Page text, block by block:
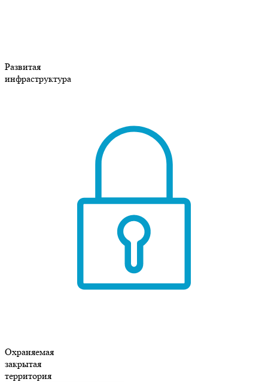
Развитая
инфраструктура
Охраняемая
закрытая
территория